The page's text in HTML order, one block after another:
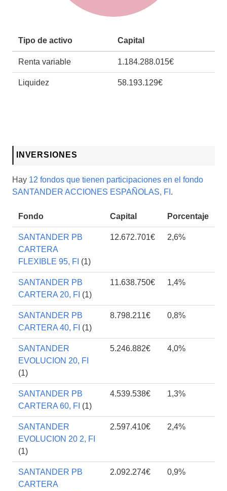
Tipo de activo Capital
Renta variable 1.184.288.015€
Liquidez 58.193.129€
INVERSIONES
Hay 12 fondos que tienen participaciones en el fondo
SANTANDER ACCIONES ESPAÑOLAS, FI .
Fondo Capital Porcentaje
SANTANDER PB
CARTERA
FLEXIBLE 95, FI (1)
12.672.701€ 2,6%
SANTANDER PB
CARTERA 20, FI (1)
11.638.750€ 1,4%
SANTANDER PB
CARTERA 40, FI (1)
8.798.211€ 0,8%
SANTANDER
EVOLUCION 20, FI
(1)
5.246.882€ 4,0%
SANTANDER PB
CARTERA 60, FI (1)
4.539.538€ 1,3%
SANTANDER
EVOLUCION 20 2, FI
(1)
2.597.410€ 2,4%
SANTANDER PB
CARTERA
2.092.274€ 0,9%